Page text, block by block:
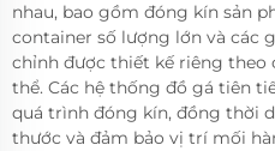
nhau, bao gồm đóng kín sản
container số lượng lớn và các
chỉnh được thiết kế riêng theo
thể. Các hệ thống đồ gá tiên
quá trình đóng kín, đồng thời
thước và đảm bảo vị trí mối